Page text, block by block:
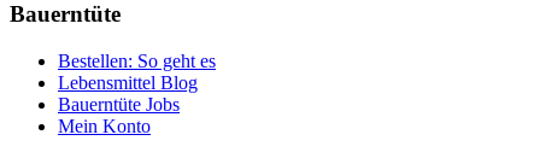
Bauerntüte
Bestellen: So geht es
Lebensmittel Blog
Bauerntüte Jobs
Mein Konto